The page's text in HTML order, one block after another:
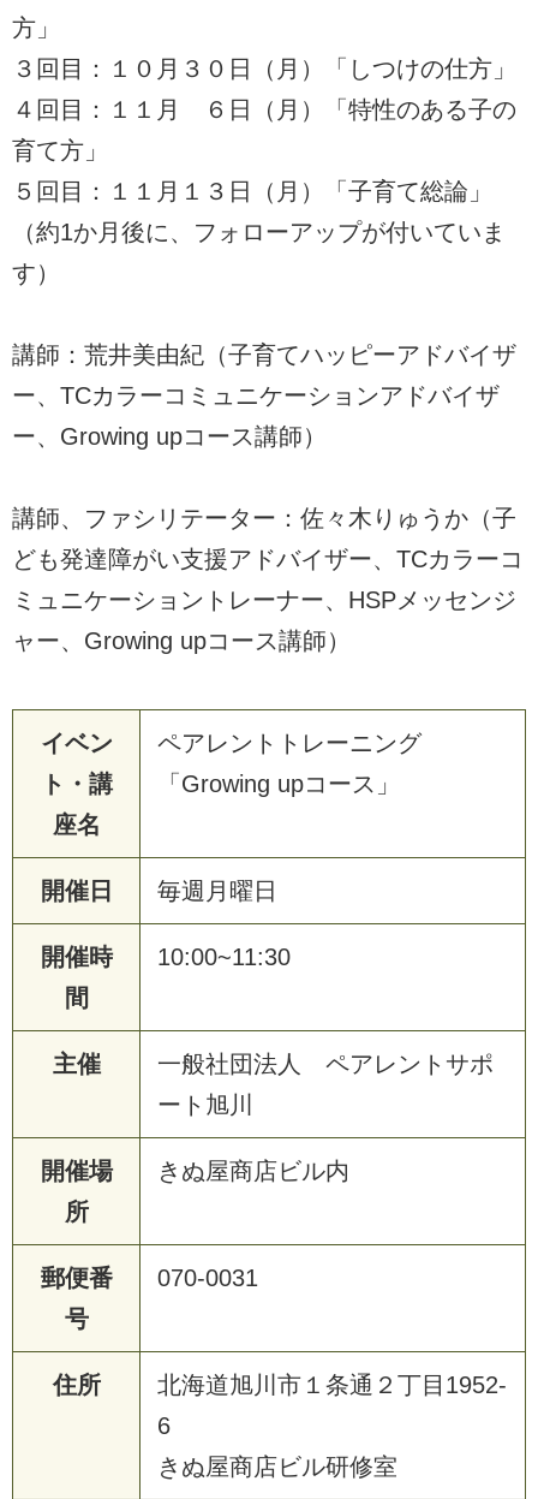
方」
３回目：１０月３０日（月）「しつけの仕方」
４回目：１１月 ６日（月）「特性のある子の
育て方」
５回目：１１月１３日（月）「子育て総論」
（約1か月後に、フォローアップが付いていま
す）
講師：荒井美由紀（子育てハッピーアドバイザ
ー、TCカラーコミュニケーションアドバイザ
ー、Growing upコース講師）
講師、ファシリテーター：佐々木りゅうか（子
ども発達障がい支援アドバイザー、TCカラーコ
ミュニケーショントレーナー、HSPメッセンジ
ャー、Growing upコース講師）
イベン
ト・講
座名
ペアレントトレーニング
「Growing upコース」
開催日 毎週月曜日
開催時
間
10:00~11:30
主催
一般社団法人 ペアレントサポ
ート旭川
開催場
所
きぬ屋商店ビル内
郵便番
号
070-0031
住所
北海道旭川市１条通２丁目1952-
6
きぬ屋商店ビル研修室